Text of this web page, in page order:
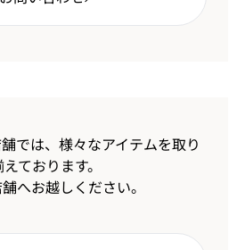
では、様々なアイテムを取り
ております。
へお越しください。